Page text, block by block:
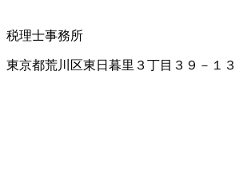
税理士事務所
東京都荒川区東日暮里３丁目３９－１３